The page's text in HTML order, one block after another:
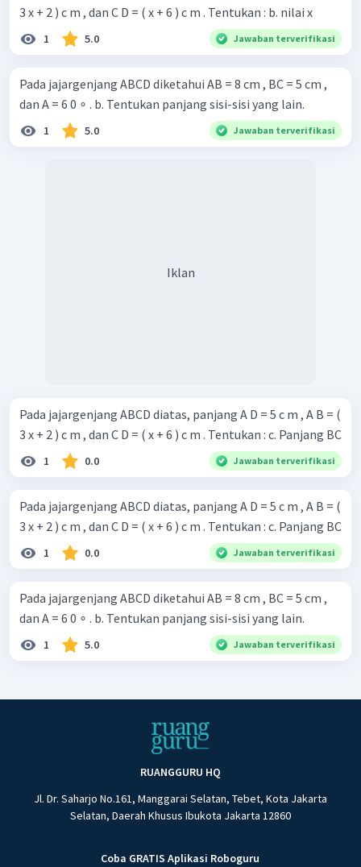
3 x + 2 ) c m , dan C D = ( x + 6 ) c m . Tentukan : b. nilai x
1 5.0 Jawaban terverifikasi
Pada jajargenjang ABCD diketahui AB = 8 cm , BC = 5 cm ,
dan A = 6 0 ∘ . b. Tentukan panjang sisi-sisi yang lain.
1 5.0 Jawaban terverifikasi
Iklan
Pada jajargenjang ABCD diatas, panjang A D = 5 c m , A B = (
3 x + 2 ) c m , dan C D = ( x + 6 ) c m . Tentukan : c. Panjang BC
1 0.0 Jawaban terverifikasi
Pada jajargenjang ABCD diatas, panjang A D = 5 c m , A B = (
3 x + 2 ) c m , dan C D = ( x + 6 ) c m . Tentukan : c. Panjang BC
1 0.0 Jawaban terverifikasi
Pada jajargenjang ABCD diketahui AB = 8 cm , BC = 5 cm ,
dan A = 6 0 ∘ . b. Tentukan panjang sisi-sisi yang lain.
1 5.0 Jawaban terverifikasi
RUANGGURU HQ
Jl. Dr. Saharjo No.161, Manggarai Selatan, Tebet, Kota Jakarta
Selatan, Daerah Khusus Ibukota Jakarta 12860
Coba GRATIS Aplikasi Roboguru